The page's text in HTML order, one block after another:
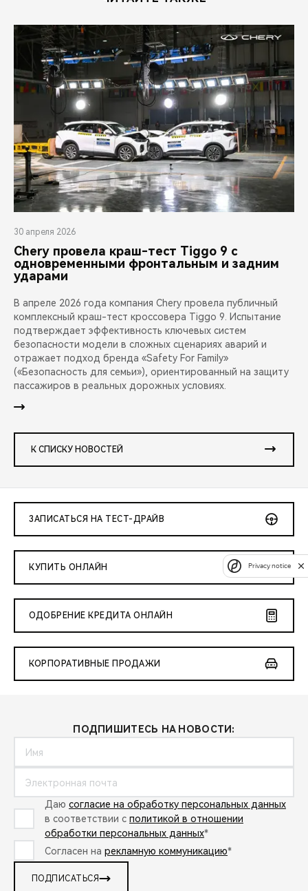
30 апреля 2026
Chery провела краш-тест Tiggo 9 с
одновременными фронтальным и задним
ударами
В апреле 2026 года компания Chery провела публичный
комплексный краш-тест кроссовера Tiggo 9. Испытание
подтверждает эффективность ключевых систем
безопасности модели в сложных сценариях аварий и
отражает подход бренда «Safety For Family»
(«Безопасность для семьи»), ориентированный на защиту
пассажиров в реальных дорожных условиях.
К СПИСКУ НОВОСТЕЙ
ЗАПИСАТЬСЯ НА ТЕСТ-ДРАЙВ
КУПИТЬ ОНЛАЙН
ОДОБРЕНИЕ КРЕДИТА ОНЛАЙН
КОРПОРАТИВНЫЕ ПРОДАЖИ
ПОДПИШИТЕСЬ НА НОВОСТИ:
Даю согласие на обработку персональных данных
в соответствии с политикой в отношении
обработки персональных данных*
Согласен на рекламную коммуникацию*
ПОДПИСАТЬСЯ
Privacy notice